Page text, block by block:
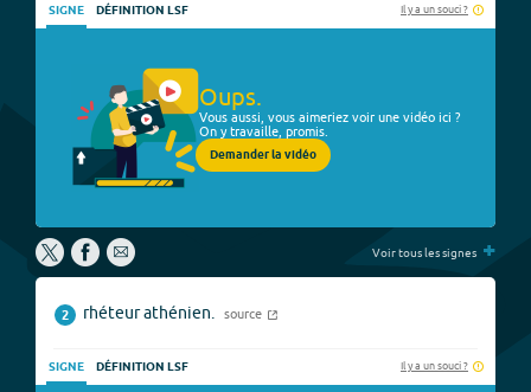
SIGNE DÉFINITION LSF Il y a un souci ?
Oups.
Vous aussi, vous aimeriez voir une vidéo ici ?
On y travaille, promis.
Demander la vidéo
Voir tous les signes +
2 rhéteur athénien. source
SIGNE DÉFINITION LSF Il y a un souci ?